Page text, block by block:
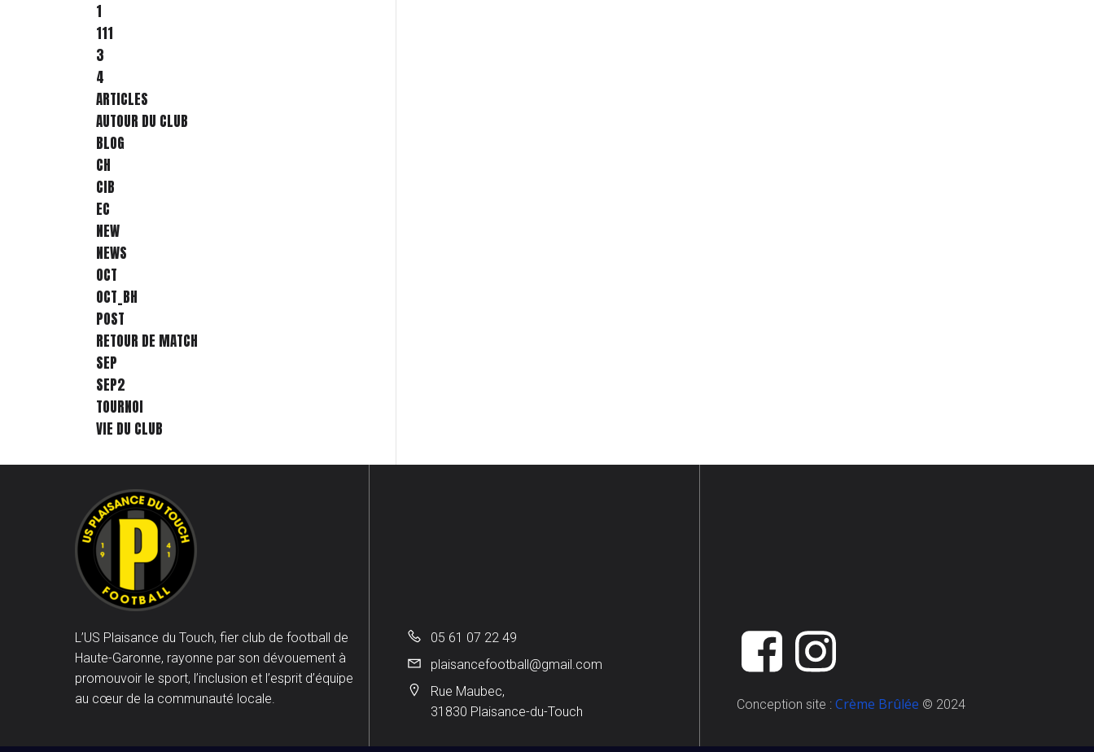
1
111
3
4
ARTICLES
AUTOUR DU CLUB
BLOG
CH
CIB
EC
NEW
NEWS
OCT
OCT_BH
POST
RETOUR DE MATCH
SEP
SEP2
TOURNOI
VIE DU CLUB
L’US Plaisance du Touch, fier club de football de
Haute-Garonne, rayonne par son dévouement à
promouvoir le sport, l’inclusion et l’esprit d’équipe
au cœur de la communauté locale.
05 61 07 22 49
plaisancefootball@gmail.com
Rue Maubec,
31830 Plaisance-du-Touch
Conception site :Crème Brûlée © 2024